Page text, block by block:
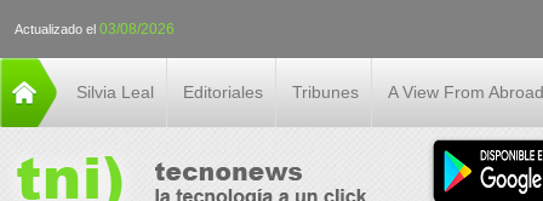
Actualizado el 03/08/2026
Silvia Leal Editoriales Tribunes A View From Abroad